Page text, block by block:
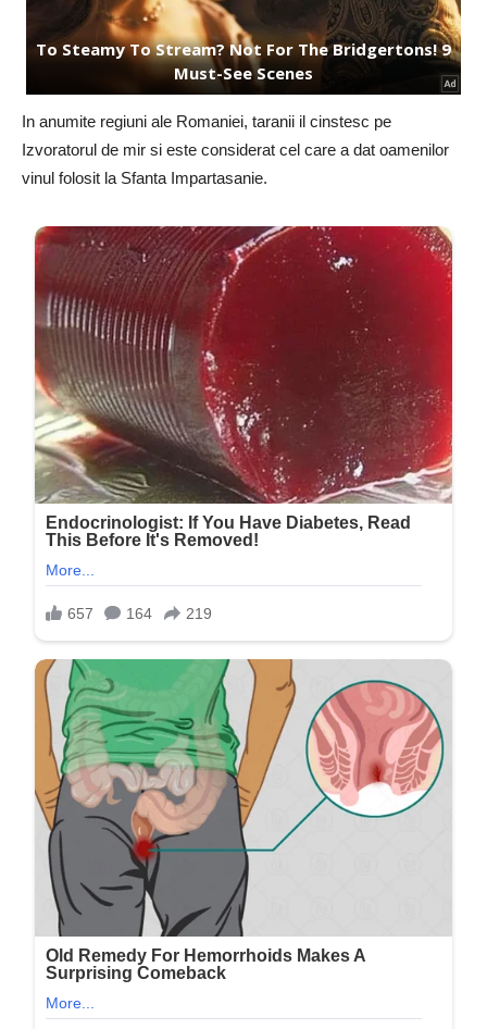
In anumite regiuni ale Romaniei, taranii il cinstesc pe
Izvoratorul de mir si este considerat cel care a dat oamenilor
vinul folosit la Sfanta Impartasanie.